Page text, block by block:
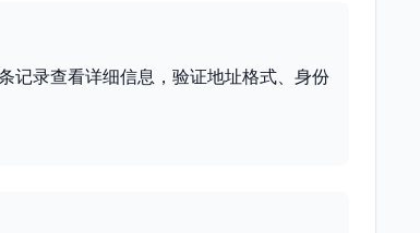
记录查看详细信息，验证地址格式、身份